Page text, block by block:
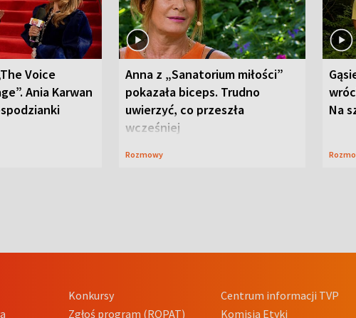
Voice
Ania Karwan
Anna z „Sanatorium miłości”
pokazała biceps. Trudno
uwierzyć, co przeszła
wcześniej
Rozmowy
Na
Konkursy
Zgłoś program (ROPAT)
Centrum informacji TVP
Komisja Etyki